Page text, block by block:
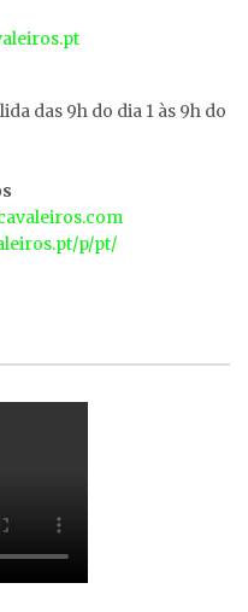
das 9h do dia 1 às 9h do
p/pt/